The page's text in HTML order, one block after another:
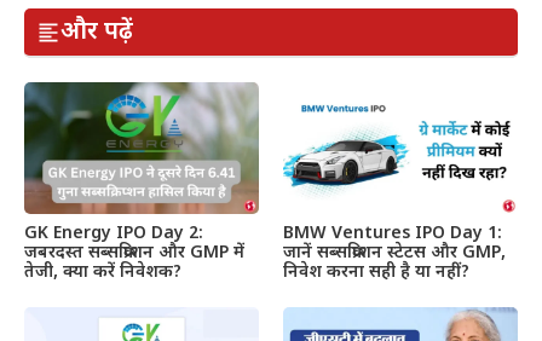
और पढ़ें
GK Energy IPO Day 2:
जबरदस्त सब्सक्रिप्शन और GMP में
तेजी, क्या करें निवेशक?
BMW Ventures IPO Day 1:
जानें सब्सक्रिप्शन स्टेटस और GMP,
निवेश करना सही है या नहीं?